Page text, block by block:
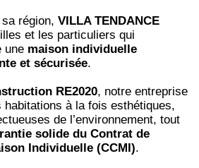
sa région,VILLA TENDANCE
et les particuliers qui
une maison individuelle
et sécurisée.
RE2020, notre entreprise
habitations à la fois esthétiques,
de l’environnement, tout
solide du Contrat de
Individuelle (CCMI).